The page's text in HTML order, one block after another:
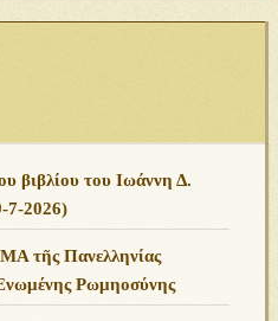
βιβλίου του Ιωάννη Δ.
7-2026)
Πανελληνίας
Ρωμηοσύνης